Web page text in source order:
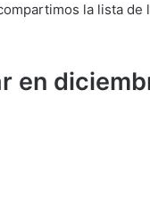
la lista
en